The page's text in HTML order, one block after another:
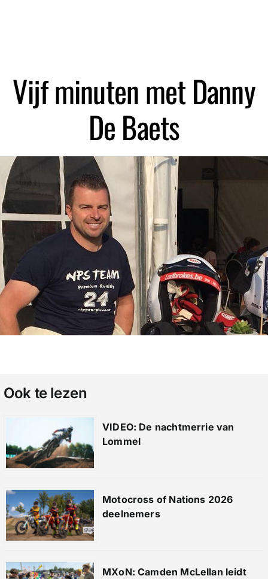
Vijf minuten met Danny
De Baets
Ook te lezen
VIDEO: De nachtmerrie van
Lommel
Motocross of Nations 2026
deelnemers
MXoN: Camden McLellan leidt